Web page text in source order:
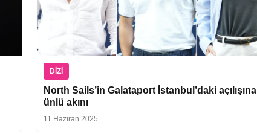
DIZI
North Sails’in Galataport İstanbul’daki açılışına
ünlü akını
11 Haziran 2025